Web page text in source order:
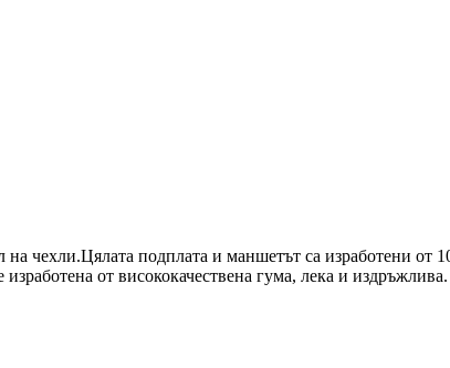
на чехли.Цялата подплата и маншетът са изработени
от висококачествена гума, лека и издръжлива.